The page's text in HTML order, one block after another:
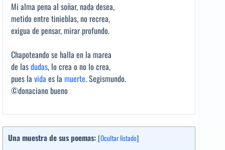
Mi alma pena al soñar, nada desea,
metido entre tinieblas, no recrea,
exigua de pensar, mirar profundo.
Chapoteando se halla en la marea
de lasdudas, lo crea o no lo crea,
pues la vida es la muerte. Segismundo.
©donaciano bueno
Una muestra de sus poemas: [Ocultar listado]